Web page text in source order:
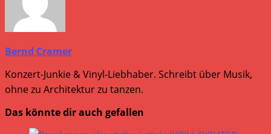
Bernd Cramer
Konzert-Junkie & Vinyl-Liebhaber. Schreibt über Musik,
ohne zu Architektur zu tanzen.
Das könnte dir auch gefallen